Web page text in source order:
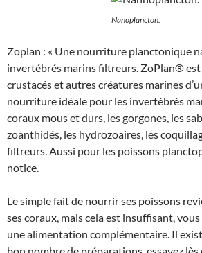
Nanoplancton.
Zoplan : « Une nourriture planctonique
invertébrés marins filtreurs. ZoPlan® est
crustacés et autres créatures marines
nourriture idéale pour les invertébrés
coraux mous et durs, les gorgones, les
zoanthidés, les hydrozoaires, les
filtreurs. Aussi pour les poissons
notice.
Le simple fait de nourrir ses poissons
ses coraux, mais cela est insuffisant,
une alimentation complémentaire. Il